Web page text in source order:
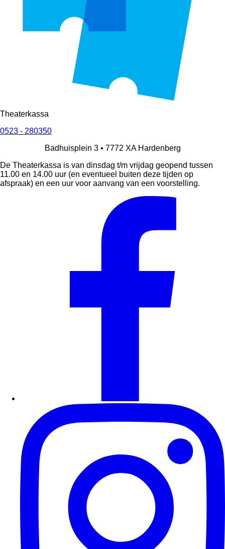
Theaterkassa
0523 - 280350
Badhuisplein 3 • 7772 XA Hardenberg
De Theaterkassa is van dinsdag t/m vrijdag geopend tussen
11.00 en 14.00 uur (en eventueel buiten deze tijden op
afspraak) en een uur voor aanvang van een voorstelling.